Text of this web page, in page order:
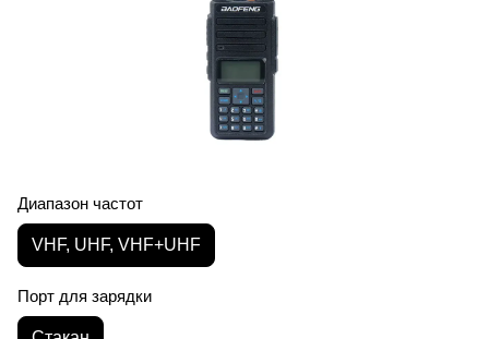
Диапазон частот
VHF, UHF, VHF+UHF
Порт для зарядки